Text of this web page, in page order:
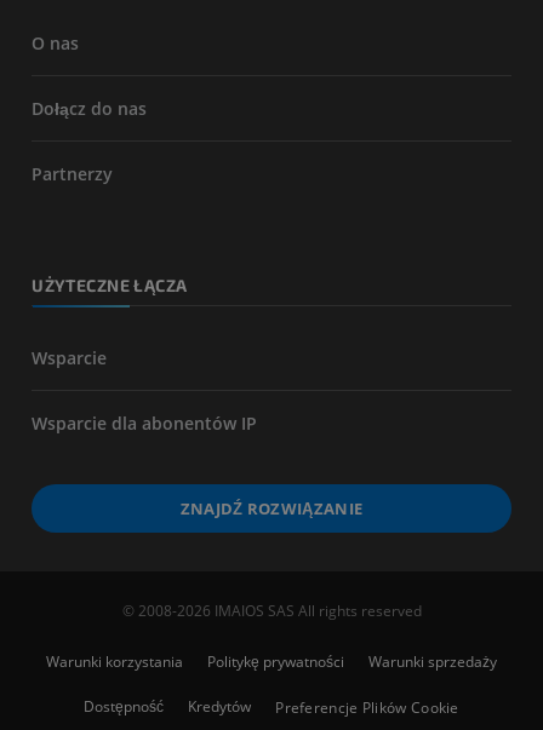
O nas
Dołącz do nas
Partnerzy
UŻYTECZNE ŁĄCZA
Wsparcie
Wsparcie dla abonentów IP
ZNAJDŹ ROZWIĄZANIE
© 2008-2026 IMAIOS SAS All rights reserved
Warunki korzystania Politykę prywatności Warunki sprzedaży
Dostępność Kredytów Preferencje Plików Cookie